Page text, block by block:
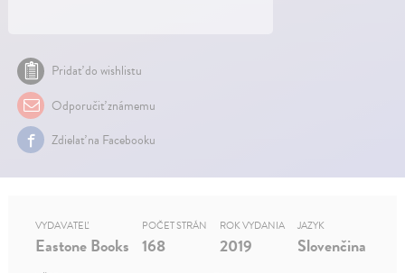
Pridať do wishlistu
Odporučiť známemu
Zdielať na Facebooku
VYDAVATEĽ
Eastone Books
POČET STRÁN
168
ROK VYDANIA
2019
JAZYK
Slovenčina